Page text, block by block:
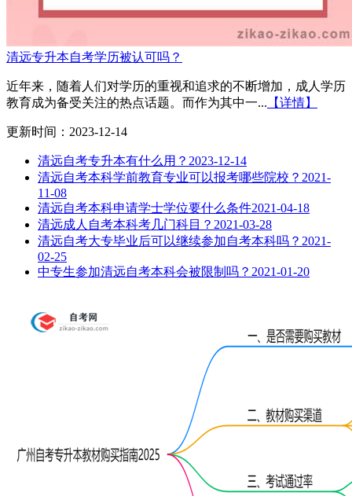
清远专升本自考学历被认可吗？
近年来，随着人们对学历的重视和追求的不断增加，成人学历
教育成为备受关注的热点话题。而作为其中一... 【详情】
更新时间：2023-12-14
清远自考专升本有什么用？ 2023-12-14
清远自考本科学前教育专业可以报考哪些院校？ 2021-
11-08
清远自考本科申请学士学位要什么条件2021-04-18
清远成人自考本科考几门科目？ 2021-03-28
清远自考大专毕业后可以继续参加自考本科吗？ 2021-
02-25
中专生参加清远自考本科会被限制吗？ 2021-01-20